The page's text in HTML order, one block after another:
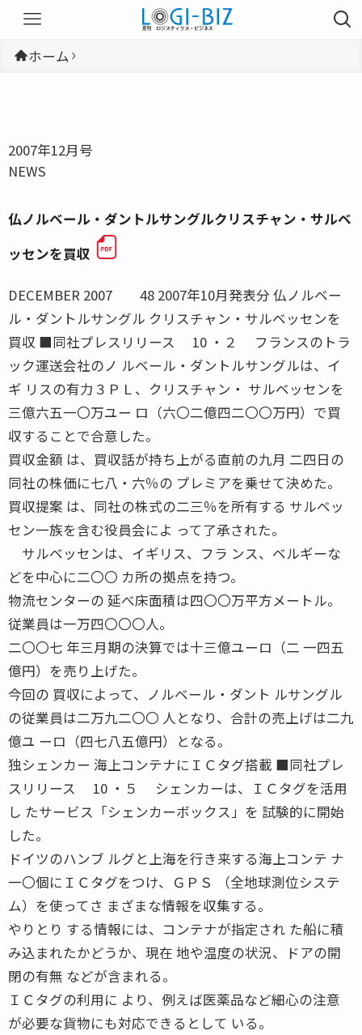
ホーム
2007年12月号
NEWS
仏ノルベール・ダントルサングルクリスチャン・サルベ
ッセンを買収
DECEMBER 2007 48 2007年10月発表分 仏ノルベー
ル・ダントルサングル クリスチャン・サルベッセンを
買収 ■同社プレスリリース 10 ・２ フランスのトラ
ック運送会社のノ ルベール・ダントルサングルは、イ
ギ リスの有力３ＰＬ、クリスチャン・ サルベッセンを
三億六五一〇万ユー ロ（六〇二億四二〇〇万円）で買
収することで合意した。
買収金額 は、買収話が持ち上がる直前の九月 二四日の
同社の株価に七八・六％の プレミアを乗せて決めた。
買収提案 は、同社の株式の二三％を所有する サルベッ
セン一族を含む役員会によ って了承された。
サルベッセンは、イギリス、フラ ンス、ベルギーな
どを中心に二〇〇 カ所の拠点を持つ。
物流センターの 延べ床面積は四〇〇万平方メートル。
従業員は一万四〇〇〇人。
二〇〇七 年三月期の決算では十三億ユーロ（二 一四五
億円）を売り上げた。
今回の 買収によって、ノルベール・ダント ルサングル
の従業員は二万九二〇〇 人となり、合計の売上げは二九
億ユ ーロ（四七八五億円）となる。
独シェンカー 海上コンテナにＩＣタグ搭載 ■同社プレ
スリリース 10 ・５ シェンカーは、ＩＣタグを活用
し たサービス「シェンカーボックス」を 試験的に開始
した。
ドイツのハンブ ルグと上海を行き来する海上コンテ ナ
一〇個にＩＣタグをつけ、ＧＰＳ （全地球測位システ
ム）を使ってさ まざまな情報を収集する。
やりとり する情報には、コンテナが指定され た船に積
み込まれたかどうか、現在 地や温度の状況、ドアの開
閉の有無 などが含まれる。
ＩＣタグの利用に より、例えば医薬品など細心の注意
が必要な貨物にも対応できるとして いる。